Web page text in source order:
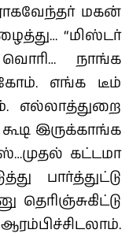
மகன்
“மிஸ்டர்
நாங்க
எங்க டீம்
எல்லாத்துறை
இருக்காங்க
கட்டமா
பார்த்துட்டு